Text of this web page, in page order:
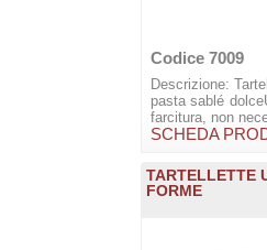
Codice 7009
Descrizione:
pasta sablé
farcitura, non
SCHEDA
TARTELLETTE
FORME